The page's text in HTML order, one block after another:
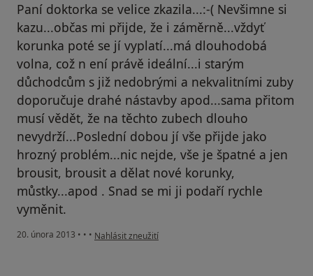
Paní doktorka se velice zkazila...:-( Nevšimne si
kazu...občas mi přijde, že i záměrně...vždyť
korunka poté se jí vyplatí...má dlouhodobá
volna, což n ení právě ideální...i starým
důchodcům s již nedobrými a nekvalitními zuby
doporučuje drahé nástavby apod...sama přitom
musí vědět, že na těchto zubech dlouho
nevydrží...Poslední dobou jí vše přijde jako
hrozný problém...nic nejde, vše je špatné a jen
brousit, brousit a dělat nové korunky,
můstky...apod . Snad se mi ji podaří rychle
vyměnit.
20. února 2013 • • • podle názoru uživatele Váš účet byl odstraněn
Nahlásit zneužití